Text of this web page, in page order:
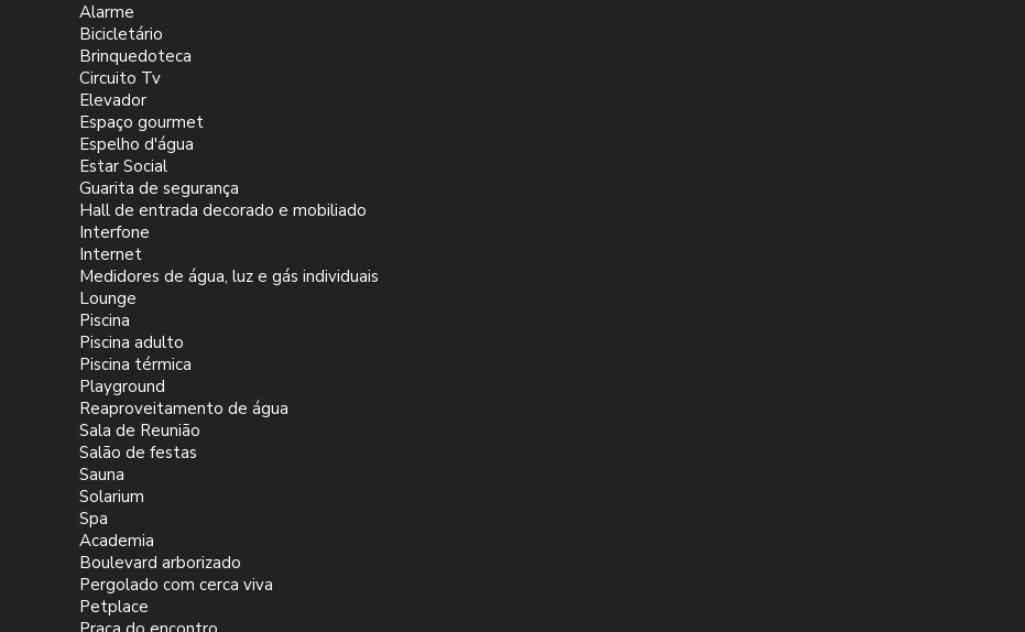
Alarme
Bicicletário
Brinquedoteca
Circuito Tv
Elevador
Espaço gourmet
Espelho d'água
Estar Social
Guarita de segurança
Hall de entrada decorado e mobiliado
Interfone
Internet
Medidores de água, luz e gás individuais
Lounge
Piscina
Piscina adulto
Piscina térmica
Playground
Reaproveitamento de água
Sala de Reunião
Salão de festas
Sauna
Solarium
Spa
Academia
Boulevard arborizado
Pergolado com cerca viva
Petplace